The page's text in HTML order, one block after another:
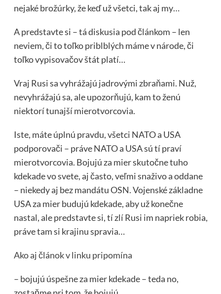
nejaké brožúrky, že keď už všetci, tak aj my…
A predstavte si – tá diskusia pod článkom – len
neviem, či to toľko priblblých máme v národe, či
toľko vypisovačov štát platí…
Vraj Rusi sa vyhrážajú jadrovými zbraňami. Nuž,
nevyhrážajú sa, ale upozorňujú, kam to ženú
niektorí tunajší mierotvorcovia.
Iste, máte úplnú pravdu, všetci NATO a USA
podporovači – práve NATO a USA sú tí praví
mierotvorcovia. Bojujú za mier skutočne tuho
kdekade vo svete, aj často, veľmi snaživo a oddane
– niekedy aj bez mandátu OSN. Vojenské základne
USA za mier budujú kdekade, aby už konečne
nastal, ale predstavte si, tí zlí Rusi im napriek robia,
práve tam si krajinu spravia…
Ako aj článok v linku pripomína
– bojujú úspešne za mier kdekade – teda no,